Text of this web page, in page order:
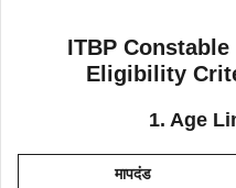
ITBP
Eligibility
1. Age
मापदंड